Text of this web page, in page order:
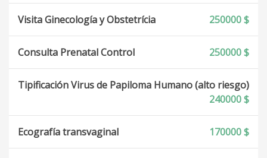
Visita Ginecología y Obstetrícia 250000 $
Consulta Prenatal Control 250000 $
Tipificación Virus de Papiloma Humano (alto riesgo)
240000 $
Ecografía transvaginal 170000 $